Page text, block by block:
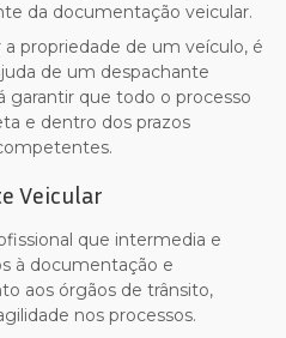
da documentação veicular.
propriedade de um veículo, é
de um despachante
garantir que todo o processo
e dentro dos prazos
Veicular
que intermedia e
à documentação e
aos órgãos de trânsito,
nos processos.